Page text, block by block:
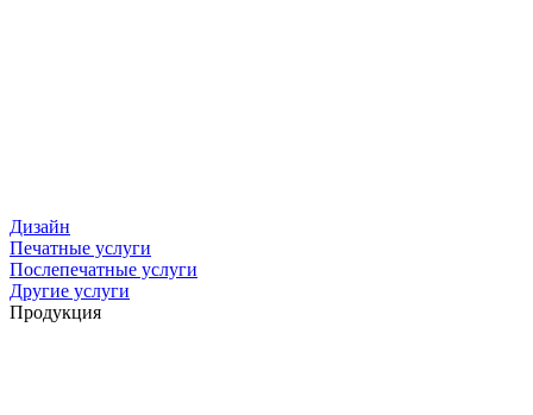
Дизайн
Печатные услуги
Послепечатные услуги
Другие услуги
Продукция